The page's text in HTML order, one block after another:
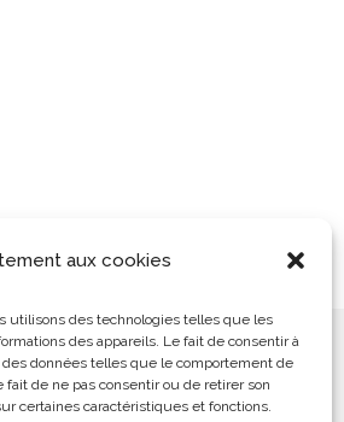
aux cookies
utilisons des technologies telles que les
des appareils. Le fait de consentir à
données telles que le comportement de
de ne pas consentir ou de retirer son
certaines caractéristiques et fonctions.